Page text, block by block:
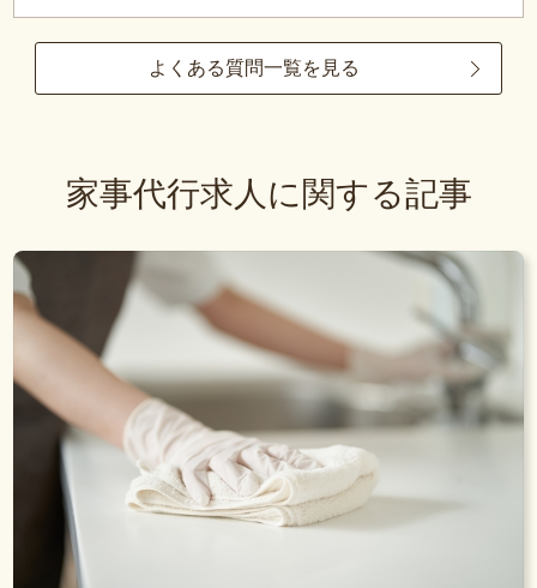
よくある質問一覧を見る
家事代行求人に関する記事